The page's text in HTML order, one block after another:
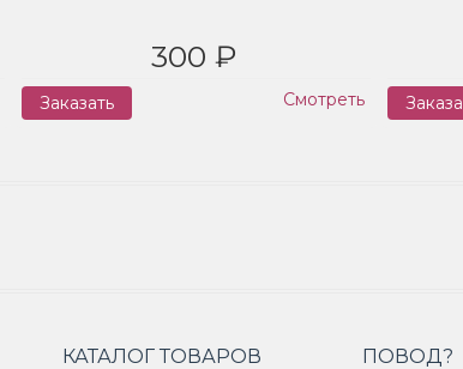
300 ₽
Заказать Смотреть
КАТАЛОГ ТОВАРОВ ПОВОД?